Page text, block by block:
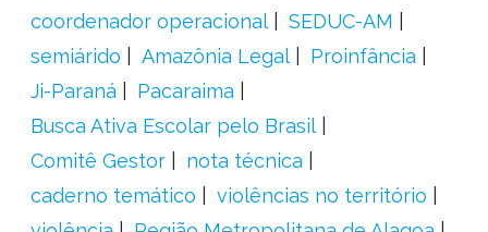
coordenador operacional
SEDUC-AM
semiárido
Amazônia Legal
Proinfância
Ji-Paraná
Pacaraima
Busca Ativa Escolar pelo Brasil
Comitê Gestor
nota técnica
caderno temático
violências no território